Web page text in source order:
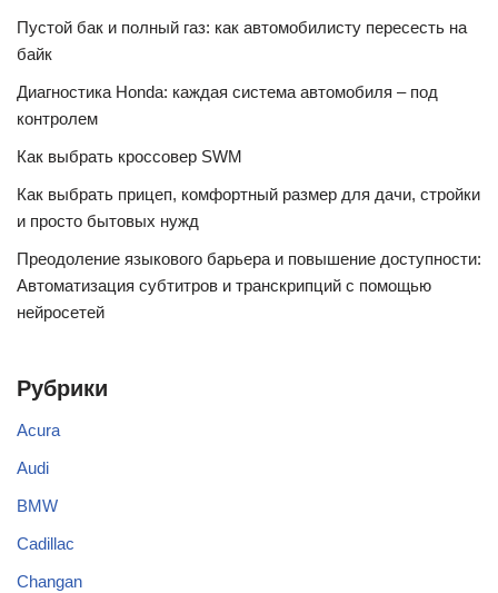
Пустой бак и полный газ: как автомобилисту пересесть на
байк
Диагностика Honda: каждая система автомобиля – под
контролем
Как выбрать кроссовер SWM
Как выбрать прицеп, комфортный размер для дачи, стройки
и просто бытовых нужд
Преодоление языкового барьера и повышение доступности:
Автоматизация субтитров и транскрипций с помощью
нейросетей
Рубрики
Acura
Audi
BMW
Cadillac
Changan